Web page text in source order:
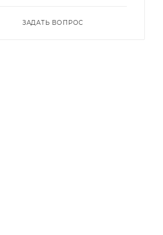
ЗАДАТЬ ВОПРОС